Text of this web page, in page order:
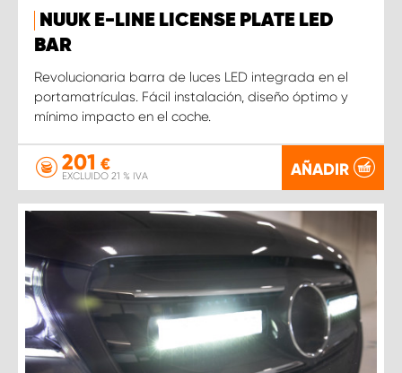
NUUK E-LINE LICENSE PLATE LED
BAR
Revolucionaria barra de luces LED integrada en el
portamatrículas. Fácil instalación, diseño óptimo y
mínimo impacto en el coche.
201 €
EXCLUIDO 21 % IVA AÑADIR